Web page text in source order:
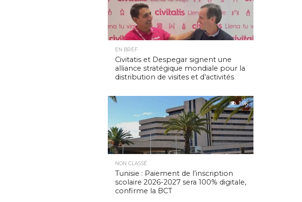
EN BREF
Civitatis et Despegar signent une
alliance stratégique mondiale pour la
distribution de visites et d’activités
1.9K
NON CLASSÉ
Tunisie : Paiement de l’inscription
scolaire 2026-2027 sera 100% digitale,
confirme la BCT